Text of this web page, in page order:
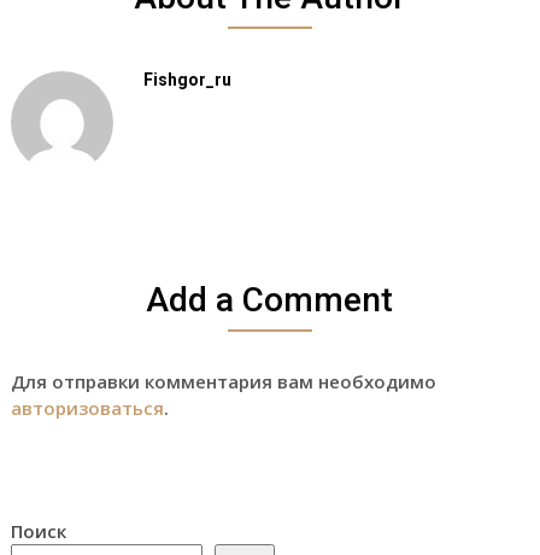
Fishgor_ru
Add a Comment
Для отправки комментария вам необходимо
авторизоваться.
Поиск